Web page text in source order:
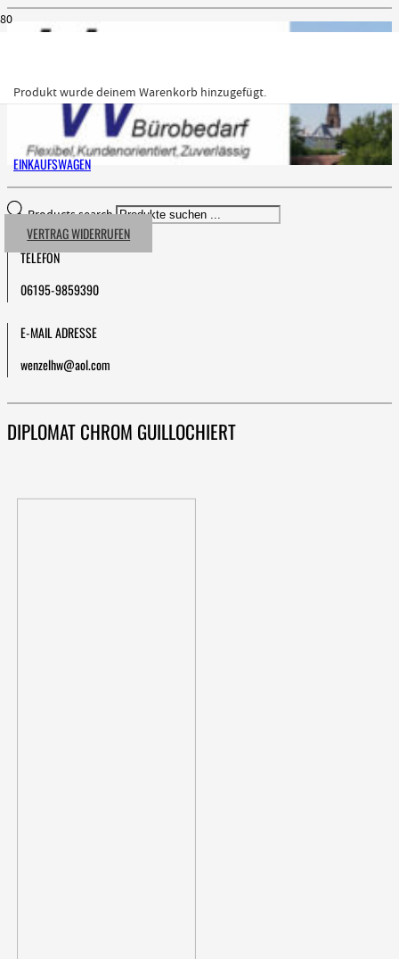
Produktwurde deinem Warenkorb hinzugefügt.
EINKAUFSWAGEN
VERTRAG WIDERRUFEN
Products search
TELEFON
06195-9859390
E-MAIL ADRESSE
wenzelhw@aol.com
DIPLOMAT CHROM GUILLOCHIERT